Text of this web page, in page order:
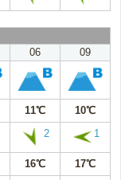
06 09
11℃ 10℃
2 1
16℃ 17℃